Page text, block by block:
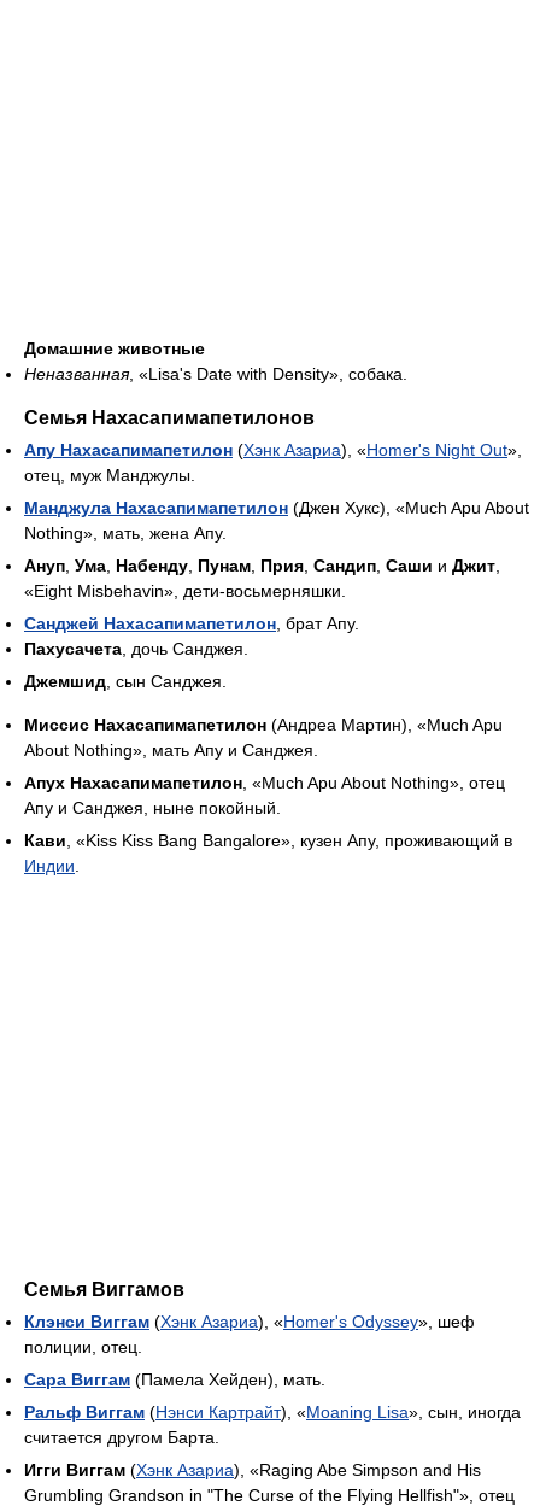
Домашние животные
Неназванная, «Lisa's Date with Density», собака.
Семья Нахасапимапетилонов
Апу Нахасапимапетилон (Хэнк Азариа), «Homer's Night Out»,
отец, муж Манджулы.
Манджула Нахасапимапетилон (Джен Хукс), «Much Apu About
Nothing», мать, жена Апу.
Ануп Ума Набенду Пунам Прия Сандип Саши и Джит
«Eight Misbehavin», дети-восьмерняшки.
Санджей Нахасапимапетилон , брат Апу.
Пахусачета , дочь Санджея.
Джемшид , сын Санджея.
Миссис Нахасапимапетилон (Андреа Мартин), «Much Apu
About Nothing», мать Апу и Санджея.
Апух Нахасапимапетилон , «Much Apu About Nothing», отец
Апу и Санджея, ныне покойный.
Кави , «Kiss Kiss Bang Bangalore», кузен Апу, проживающий в
Индии
Семья Виггамов
Клэнси Виггам (Хэнк Азариа), «Homer's Odyssey», шеф
полиции, отец.
Сара Виггам (Памела Хейден), мать.
Ральф Виггам (Нэнси Картрайт), «Moaning Lisa», сын, иногда
считается другом Барта.
Игги Виггам (Хэнк Азариа), «Raging Abe Simpson and His
Grumbling Grandson in "The Curse of the Flying Hellfish"», отец